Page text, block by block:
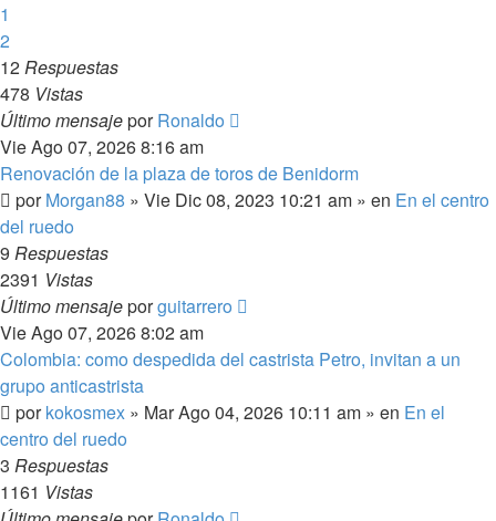
1
2
12Respuestas
478 Vistas
Último mensajeporRonaldo
Vie Ago 07, 2026 8:16 am
Renovación de la plaza de toros de Benidorm
porMorgan88 » Vie Dic 08, 2023 10:21 am » en En el centro
del ruedo
9 Respuestas
2391 Vistas
Último mensajeporguitarrero
Vie Ago 07, 2026 8:02 am
Colombia: como despedida del castrista Petro, invitan a un
grupo anticastrista
porkokosmex » Mar Ago 04, 2026 10:11 am » en En el
centro del ruedo
3 Respuestas
1161 Vistas